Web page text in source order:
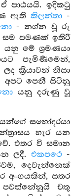
පාඨයයි. ඉදිකටු
ඇති කිලන්තා-
- නග්න වූ රූ
පමණක් ඉතිරි
යනු මේ ශ්‍රමණයා
පැමිණීමෙන්,
ක්‍රියාවන් නිසා
අපට පෙනී සිටිනු
යනු දරුණු වූ
සහෝදරයා
හැර යන
එතර වි සමාන
ලදී. එකපථෙ-
දෙවැන්නෙක්
අංගයකින්, සතර
චතු